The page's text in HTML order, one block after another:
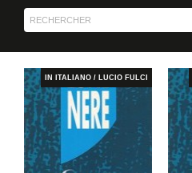
IN ITALIANO / LUCIO FULCI